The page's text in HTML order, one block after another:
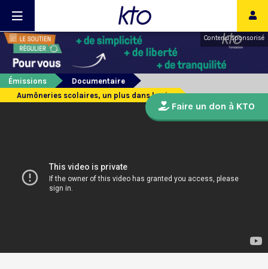
Contenu sponsorisé
Émissions
Documentaire
Aumôneries scolaires, un plus dans la vie
Faire un don à KTO